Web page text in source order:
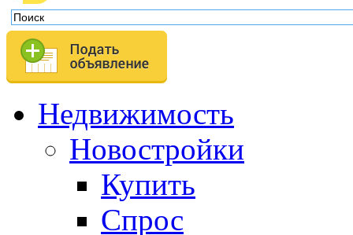
Недвижимость
Новостройки
Купить
Спрос